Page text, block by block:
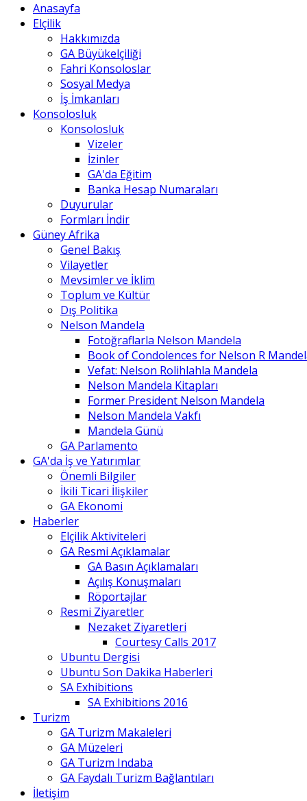
Anasayfa
Elçilik
Hakkımızda
GA Büyükelçiliği
Fahri Konsoloslar
Sosyal Medya
İş İmkanları
Konsolosluk
Konsolosluk
Vizeler
İzinler
GA'da Eğitim
Banka Hesap Numaraları
Duyurular
Formları İndir
Güney Afrika
Genel Bakış
Vilayetler
Mevsimler ve İklim
Toplum ve Kültür
Dış Politika
Nelson Mandela
Fotoğraflarla Nelson Mandela
Book of Condolences for Nelson R
Vefat: Nelson Rolihlahla Mandela
Nelson Mandela Kitapları
Former President Nelson Mandela
Nelson Mandela Vakfı
Mandela Günü
GA Parlamento
GA'da İş ve Yatırımlar
Önemli Bilgiler
İkili Ticari İlişkiler
GA Ekonomi
Haberler
Elçilik Aktiviteleri
GA Resmi Açıklamalar
GA Basın Açıklamaları
Açılış Konuşmaları
Röportajlar
Resmi Ziyaretler
Nezaket Ziyaretleri
Courtesy Calls 2017
Ubuntu Dergisi
Ubuntu Son Dakika Haberleri
SA Exhibitions
SA Exhibitions 2016
Turizm
GA Turizm Makaleleri
GA Müzeleri
GA Turizm Indaba
GA Faydalı Turizm Bağlantıları
İletişim